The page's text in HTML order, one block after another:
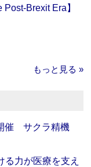
Brexit Era】
もっと見る »
催 サクラ精機
る力が医療を支え